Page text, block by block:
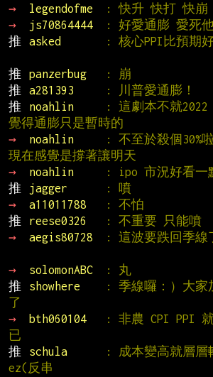
→
legendofme : 快升 快打 快崩
→
js70864444 : 好愛通膨 愛死
推
asked
: 核心PPI比預期
推
panzerbug : 崩
推
a281393 : 川普愛通膨！
推
noahlin
: 這劇本不就2022
覺得通膨只是暫時的
→
noahlin
: 不至於殺個30%
現在感覺是撐著讓明天
→
noahlin : ipo 市況好看一
推
jagger : 噴
→
a11011788 : 不怕
推
reese0326 : 不重要 只能噴
→
aegis80728
: 這波要跌回季線
→
solomonABC : 丸
推
showhere
: 季線囉：）大家
了
→
bth060104
: 非農 CPI PPI
已
推
schula
: 成本變高就層層
ez(反串